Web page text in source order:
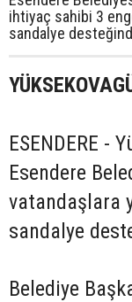
ihtiyaç sahibi 3
sandalye
ESENDERE -
Esendere
vatandaşlara
sandalye
Belediye